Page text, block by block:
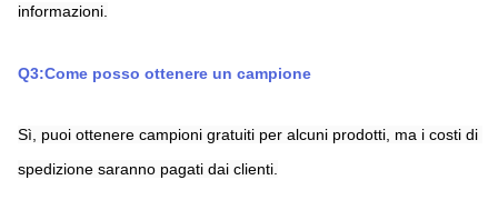
informazioni.
Q3:Come posso ottenere un campione
Sì, puoi ottenere campioni gratuiti per alcuni prodotti, ma i costi di
spedizione saranno pagati dai clienti.